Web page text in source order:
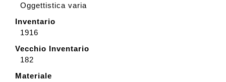
Oggettistica varia
Inventario
1916
Vecchio Inventario
182
Materiale